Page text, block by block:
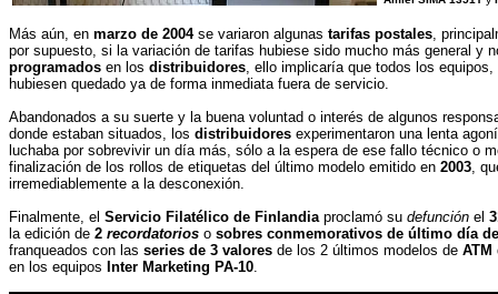
Más aún, en marzo de 2004se variaron algunas tarifas postales,
por supuesto, si la variación de tarifas hubiese sido mucho más general y
programados en los distribuidores, ello implicaría que todos los
hubiesen quedado ya de forma inmediata fuera de servicio.
Abandonados a su suerte y la buena voluntad o interés de algunos
donde estaban situados, los distribuidores experimentaron una lenta
luchaba por sobrevivir un día más, sólo a la espera de ese fallo técnico o
finalización de los rollos de etiquetas del último modelo emitido en 2003,
irremediablemente a la desconexión.
Finalmente, el Servicio Filatélico de Finlandiaproclamó su defunción el
la edición de 2 recordatorios o sobres conmemorativos de último día
franqueados con las series de 3 valores de los 2 últimos modelos de ATM
en los equipos Inter Marketing PA-10.